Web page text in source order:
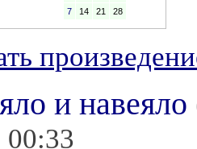
7
14 21 28
и навеяло